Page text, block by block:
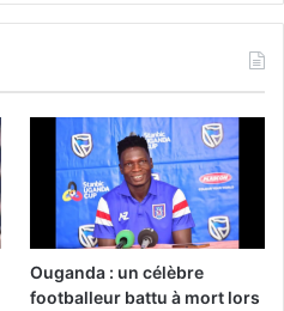
Ouganda : un célèbre
footballeur battu à mort lors